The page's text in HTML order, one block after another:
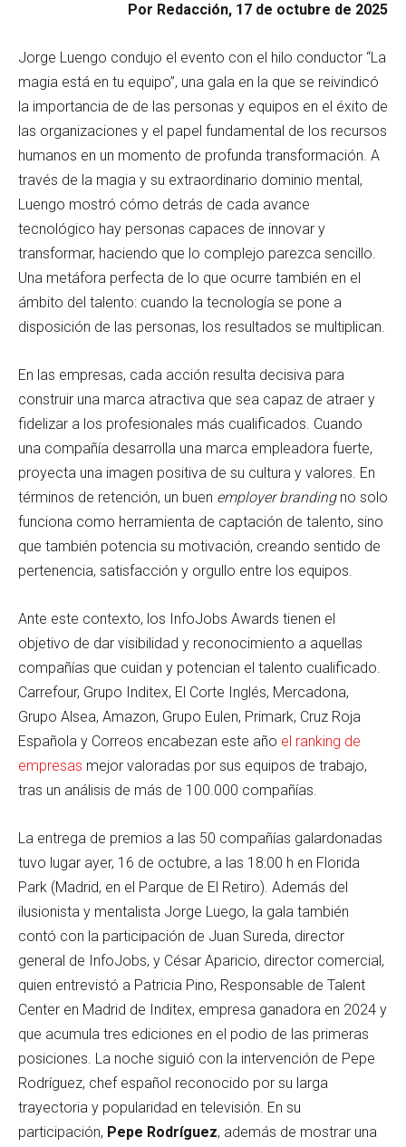
Por Redacción, 17 de octubre de 2025
Jorge Luengo condujo el evento con el hilo conductor “La
magia está en tu equipo”, una gala en la que se reivindicó
la importancia de de las personas y equipos en el éxito de
las organizaciones y el papel fundamental de los recursos
humanos en un momento de profunda transformación. A
través de la magia y su extraordinario dominio mental,
Luengo mostró cómo detrás de cada avance
tecnológico hay personas capaces de innovar y
transformar, haciendo que lo complejo parezca sencillo.
Una metáfora perfecta de lo que ocurre también en el
ámbito del talento: cuando la tecnología se pone a
disposición de las personas, los resultados se multiplican.
En las empresas, cada acción resulta decisiva para
construir una marca atractiva que sea capaz de atraer y
fidelizar a los profesionales más cualificados. Cuando
una compañía desarrolla una marca empleadora fuerte,
proyecta una imagen positiva de su cultura y valores. En
términos de retención, un buen employer brandingno solo
funciona como herramienta de captación de talento, sino
que también potencia su motivación, creando sentido de
pertenencia, satisfacción y orgullo entre los equipos.
Ante este contexto, los InfoJobs Awards tienen el
objetivo de dar visibilidad y reconocimiento a aquellas
compañías que cuidan y potencian el talento cualificado.
Carrefour, Grupo Inditex, El Corte Inglés, Mercadona,
Grupo Alsea, Amazon, Grupo Eulen, Primark, Cruz Roja
Española y Correos encabezan este año el ranking de
empresas mejor valoradas por sus equipos de trabajo,
tras un análisis de más de 100.000 compañías.
La entrega de premios a las 50 compañías galardonadas
tuvo lugar ayer, 16 de octubre, a las 18:00 h en Florida
Park (Madrid, en el Parque de El Retiro). Además del
ilusionista y mentalista Jorge Luego, la gala también
contó con la participación de Juan Sureda, director
general de InfoJobs, y César Aparicio, director comercial,
quien entrevistó a Patricia Pino, Responsable de Talent
Center en Madrid de Inditex, empresa ganadora en 2024 y
que acumula tres ediciones en el podio de las primeras
posiciones. La noche siguió con la intervención de Pepe
Rodríguez, chef español reconocido por su larga
trayectoria y popularidad en televisión. En su
participación, Pepe Rodríguez, además de mostrar una